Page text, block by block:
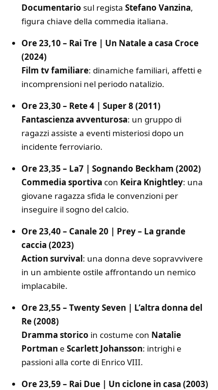
Documentario sul regista Stefano Vanzina,
figura chiave della commedia italiana.
Ore 23,10 – Rai Tre | Un Natale a casa Croce
(2024)
Film tv familiare: dinamiche familiari, affetti e
incomprensioni nel periodo natalizio.
Ore 23,30 – Rete 4 | Super 8 (2011)
Fantascienza avventurosa: un gruppo di
ragazzi assiste a eventi misteriosi dopo un
incidente ferroviario.
Ore 23,35 – La7 | Sognando Beckham (2002)
Commedia sportiva con Keira Knightley: una
giovane ragazza sfida le convenzioni per
inseguire il sogno del calcio.
Ore 23,40 – Canale 20 | Prey – La grande
caccia (2023)
Action survival: una donna deve sopravvivere
in un ambiente ostile affrontando un nemico
implacabile.
Ore 23,55 – Twenty Seven | L’altra donna del
Re (2008)
Dramma storico in costume con Natalie
Portman e Scarlett Johansson: intrighi e
passioni alla corte di Enrico VIII.
Ore 23,59 – Rai Due | Un ciclone in casa (2003)